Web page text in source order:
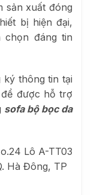
sản xuất đóng
bị hiện đại,
chọn đáng tin
ký thông tin tại
được hỗ trợ
sofa bộ bọc da
Lô A-TT03
Hà Đông, TP